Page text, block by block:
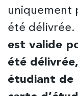
uniquement
été délivrée.
est valide
été
étudiant de